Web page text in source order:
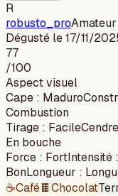
R
robusto_proAmateur
Dégusté le17/11/
77
/100
Aspect visuel
Cape : Maduro
Combustion
Tirage : Facile
En bouche
Force : FortIntensité :
BonLongueur :
☕Café🍫Chocolat